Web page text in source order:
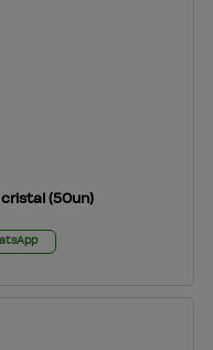
(50un)